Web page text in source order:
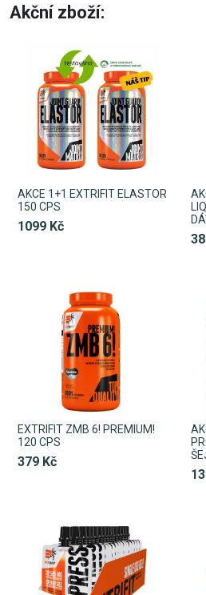
Akční zboží:
AKCE 1+1 EXTRIFIT ELASTOR
150 CPS
1099 Kč
EXTRIFIT ZMB 6! PREMIUM!
120 CPS
379 Kč